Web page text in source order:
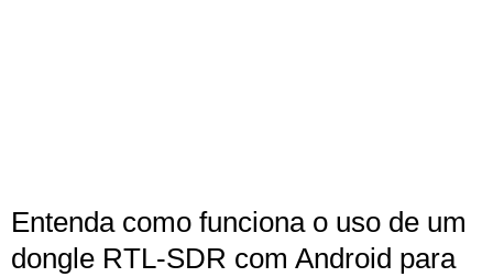
Entenda como funciona o uso de um
dongle RTL-SDR com Android para